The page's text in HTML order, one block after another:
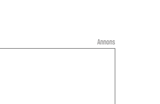
Annons